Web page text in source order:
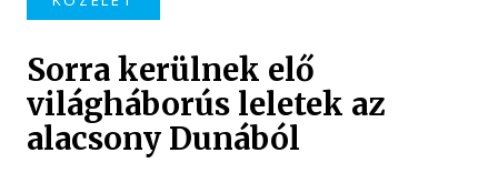
Sorra kerülnek elő
világháborús leletek az
alacsony Dunából